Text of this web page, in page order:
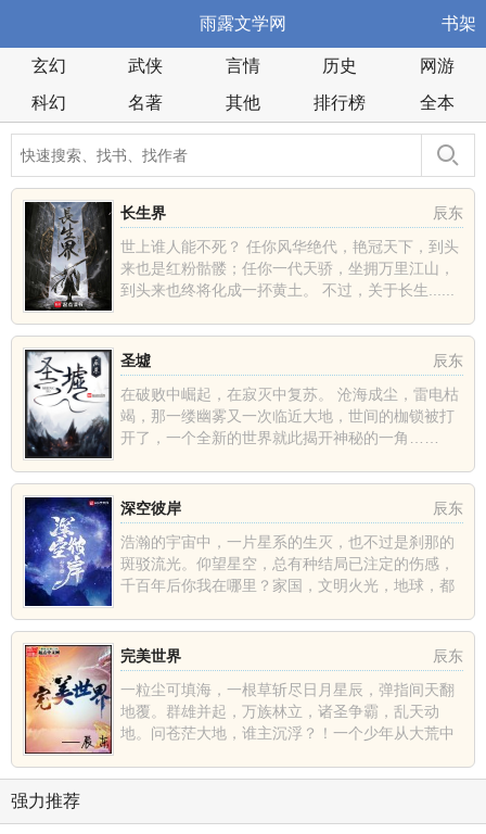
雨露文学网 书架
玄幻 武侠 言情 历史
网游
科幻
名著 其他 排行榜 全本
辰东
长生界
世上谁人能不死？ 任你风华绝代，艳冠天下，到头
来也是红粉骷髅；任你一代天骄，坐拥万里江山，
到头来也终将化成一抔黄土。 不过，关于长生......
辰东
圣墟
在破败中崛起，在寂灭中复苏。 沧海成尘，雷电枯
竭，那一缕幽雾又一次临近大地，世间的枷锁被打
开了，一个全新的世界就此揭开神秘的一角……
辰东
深空彼岸
浩瀚的宇宙中，一片星系的生灭，也不过是刹那的
斑驳流光。仰望星空，总有种结局已注定的伤感，
千百年后你我在哪里？家国，文明火光，地球，都
辰东
完美世界
一粒尘可填海，一根草斩尽日月星辰，弹指间天翻
地覆。群雄并起，万族林立，诸圣争霸，乱天动
地。问苍茫大地，谁主沉浮？！一个少年从大荒中
强力推荐